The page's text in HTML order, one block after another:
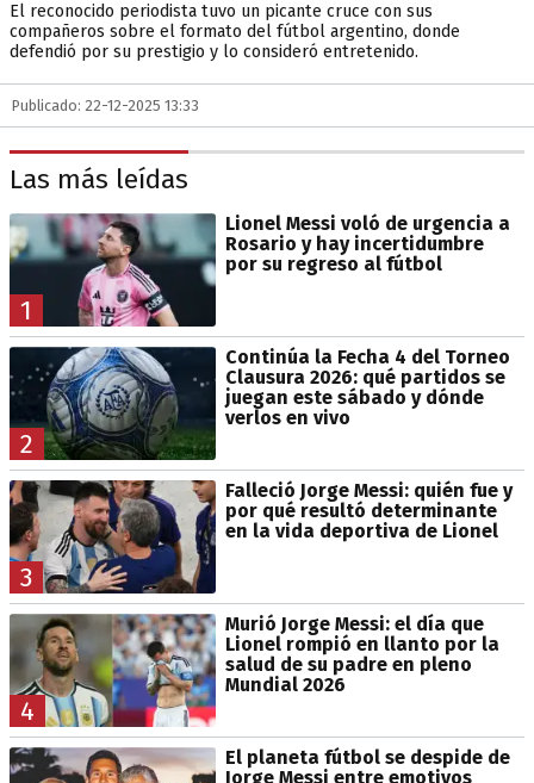
El reconocido periodista tuvo un picante cruce con sus
compañeros sobre el formato del fútbol argentino, donde
defendió por su prestigio y lo consideró entretenido.
Publicado: 22-12-2025 13:33
Las más leídas
1
Lionel Messi voló de urgencia a
Rosario y hay incertidumbre
por su regreso al fútbol
2
Continúa la Fecha 4 del Torneo
Clausura 2026: qué partidos se
juegan este sábado y dónde
verlos en vivo
3
Falleció Jorge Messi: quién fue y
por qué resultó determinante
en la vida deportiva de Lionel
4
Murió Jorge Messi: el día que
Lionel rompió en llanto por la
salud de su padre en pleno
Mundial 2026
El planeta fútbol se despide de
Jorge Messi entre emotivos